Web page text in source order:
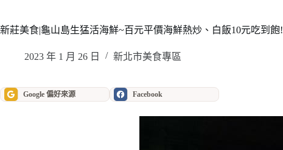
新莊美食|龜山島生猛活海鮮~百元平價海鮮熱炒、白飯10元吃到飽!
2023 年 1 月 26 日 新北市美食專區
Google 偏好來源 Facebook